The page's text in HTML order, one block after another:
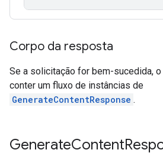
Corpo da resposta
Se a solicitação for bem-sucedida,
conter um fluxo de instâncias de
GenerateContentResponse .
GenerateContent